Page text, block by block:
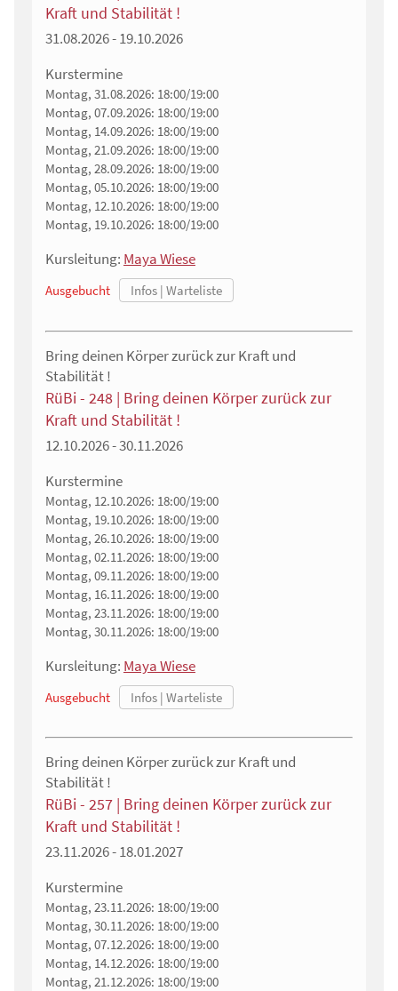
Kraft und Stabilität !
31.08.2026 - 19.10.2026
Kurstermine
Montag, 31.08.2026: 18:00/19:00
Montag, 07.09.2026: 18:00/19:00
Montag, 14.09.2026: 18:00/19:00
Montag, 21.09.2026: 18:00/19:00
Montag, 28.09.2026: 18:00/19:00
Montag, 05.10.2026: 18:00/19:00
Montag, 12.10.2026: 18:00/19:00
Montag, 19.10.2026: 18:00/19:00
Kursleitung: Maya Wiese
Ausgebucht
Bring deinen Körper zurück zur Kraft und
Stabilität !
RüBi - 248 | Bring deinen Körper zurück zur
Kraft und Stabilität !
12.10.2026 - 30.11.2026
Kurstermine
Montag, 12.10.2026: 18:00/19:00
Montag, 19.10.2026: 18:00/19:00
Montag, 26.10.2026: 18:00/19:00
Montag, 02.11.2026: 18:00/19:00
Montag, 09.11.2026: 18:00/19:00
Montag, 16.11.2026: 18:00/19:00
Montag, 23.11.2026: 18:00/19:00
Montag, 30.11.2026: 18:00/19:00
Kursleitung: Maya Wiese
Ausgebucht
Bring deinen Körper zurück zur Kraft und
Stabilität !
RüBi - 257 | Bring deinen Körper zurück zur
Kraft und Stabilität !
23.11.2026 - 18.01.2027
Kurstermine
Montag, 23.11.2026: 18:00/19:00
Montag, 30.11.2026: 18:00/19:00
Montag, 07.12.2026: 18:00/19:00
Montag, 14.12.2026: 18:00/19:00
Montag, 21.12.2026: 18:00/19:00